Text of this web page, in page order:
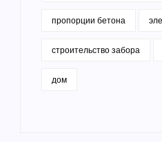
пропорции бетона
строительство забора
дом